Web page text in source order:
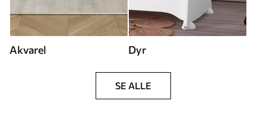
Akvarel Dyr
SE ALLE